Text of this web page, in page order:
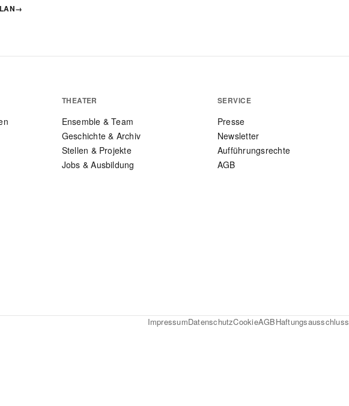
→
THEATER
Ensemble & Team
Geschichte & Archiv
Stellen & Projekte
Jobs & Ausbildung
SERVICE
Presse
Newsletter
Aufführungsrechte
AGB
ImpressumDatenschutzCookieAGBHaftungsausschluss